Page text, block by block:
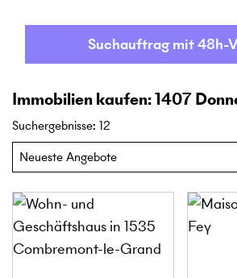
Suchauftrag mit 48h-
Immobilien kaufen: 1407
Suchergebnisse: 12